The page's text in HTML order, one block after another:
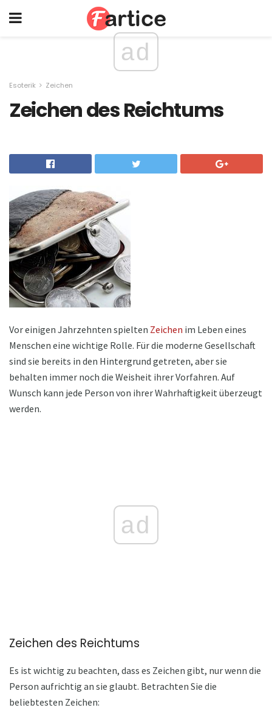
ad
Esoterik Zeichen
Zeichen des Reichtums
Vor einigen Jahrzehnten spielten Zeichen im Leben eines
Menschen eine wichtige Rolle. Für die moderne Gesellschaft
sind sie bereits in den Hintergrund getreten, aber sie
behalten immer noch die Weisheit ihrer Vorfahren. Auf
Wunsch kann jede Person von ihrer Wahrhaftigkeit überzeugt
werden.
ad
Zeichen des Reichtums
Es ist wichtig zu beachten, dass es Zeichen gibt, nur wenn die
Person aufrichtig an sie glaubt. Betrachten Sie die
beliebtesten Zeichen: